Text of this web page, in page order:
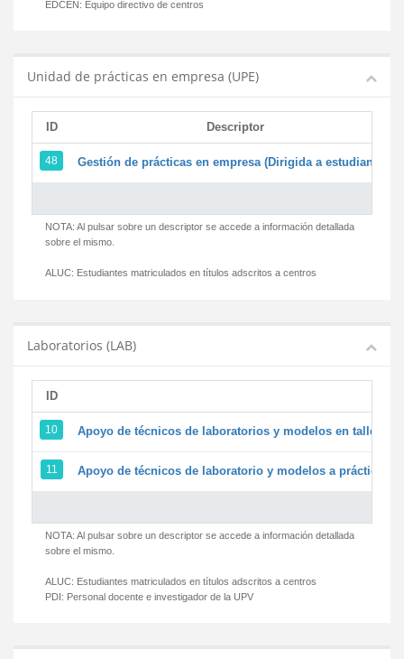
EDCEN: Equipo directivo de centros
Unidad de prácticas en empresa (UPE)
ID Descriptor
48 Gestión de prácticas en empresa (Dirigida a estudiantes)
NOTA: Al pulsar sobre un descriptor se accede a información detallada
sobre el mismo.
ALUC: Estudiantes matriculados en títulos adscritos a centros
Laboratorios (LAB)
ID
10 Apoyo de técnicos de laboratorios y modelos en
11 Apoyo de técnicos de laboratorio y modelos a prácticas
NOTA: Al pulsar sobre un descriptor se accede a información detallada
sobre el mismo.
ALUC: Estudiantes matriculados en títulos adscritos a centros
PDI: Personal docente e investigador de la UPV